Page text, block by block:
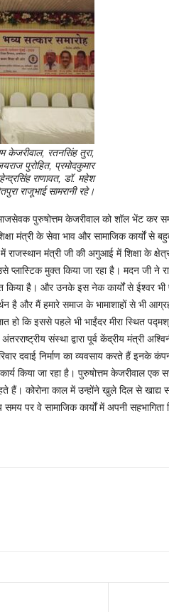
केजरीवाल, रतनसिंह तुरा,
पुरोहित, प्रमोदकुमार
राणावत, डॉ. महेश
राजूभाई सामरानी रहे।
पुरुषोत्तम केजरीवाल को शॉल भेंट कर
मंत्री के सेवा भाव और सामाजिक कार्यों से
मंत्री जी की अगुआई में शिक्षा के
प्लास्टिक मुक्त किया जा रहा है। मदन जी ने
किया है। और उनके इस नेक कार्यों से ईश्वर
है और मैं हमारे समाज के भामाशाहों से भी
हो कि इससे पहले भी भाईंदर मीरा स्थित
संस्था द्वारा पूर्व केंद्रीय मंत्री
दवाई निर्माण का व्यवसाय करते हैं इनके
किया जा रहा है। पुरुषोत्तम केजरीवाल
हैं। कोरोना काल में उन्होंने खुले दिल से
पर वे सामाजिक कार्यों में अपनी सहभागिता